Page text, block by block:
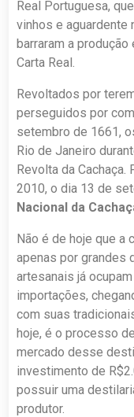
Real Portuguesa,
vinhos e aguardente
barraram a
Carta Real.
Revoltados por
perseguidos por
setembro de 1661,
Rio de Janeiro
Revolta da
2010, o dia 13 de
Nacional da
Não é de hoje que a
apenas por grandes
artesanais já
importações,
com suas
hoje, é o processo
mercado desse
investimento de
possuir uma
produtor.